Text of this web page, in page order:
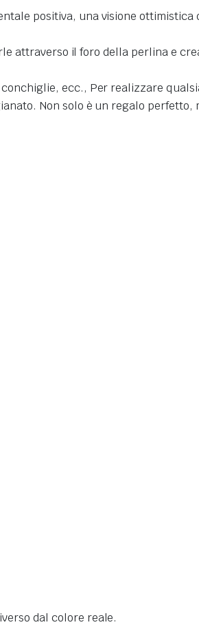
positiva, una visione ottimistica
attraverso il foro della perlina e
ecc., Per realizzare
Non solo è un regalo perfetto,
dal colore reale.